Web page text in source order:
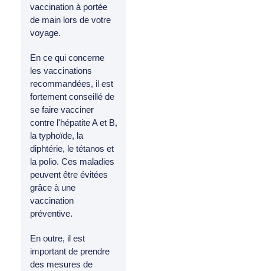
vaccination à portée
de main lors de votre
voyage.
En ce qui concerne
les vaccinations
recommandées, il est
fortement conseillé de
se faire vacciner
contre l'hépatite A et B,
la typhoïde, la
diphtérie, le tétanos et
la polio. Ces maladies
peuvent être évitées
grâce à une
vaccination
préventive.
En outre, il est
important de prendre
des mesures de